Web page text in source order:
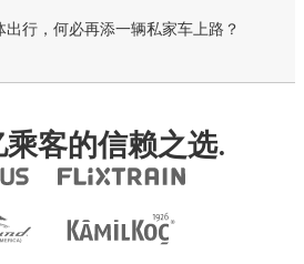
出行，何必再添一辆私家车上路？
客的信赖之选.